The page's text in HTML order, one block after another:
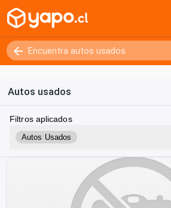
Autos usados
Filtros aplicados
Autos Usados